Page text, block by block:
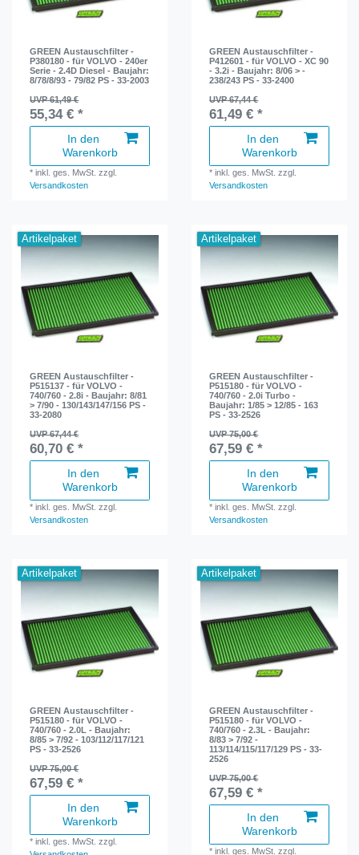
GREEN Austauschfilter -
P380180 - für VOLVO - 240er
Serie - 2.4D Diesel - Baujahr:
8/78/8/93 - 79/82 PS - 33-2003
UVP 61,49 €
55,34 € *
In den
Warenkorb
*inkl. ges. MwSt. zzgl.
Versandkosten
GREEN Austauschfilter -
P412601 - für VOLVO - XC 90
- 3.2i - Baujahr: 8/06 > -
238/243 PS - 33-2400
UVP 67,44 €
61,49 € *
In den
Warenkorb
*inkl. ges. MwSt. zzgl.
Versandkosten
Artikelpaket
GREEN Austauschfilter -
P515137 - für VOLVO -
740/760 - 2.8i - Baujahr: 8/81
> 7/90 - 130/143/147/156 PS -
33-2080
UVP 67,44 €
60,70 € *
In den
Warenkorb
*inkl. ges. MwSt. zzgl.
Versandkosten
Artikelpaket
GREEN Austauschfilter -
P515180 - für VOLVO -
740/760 - 2.0i Turbo -
Baujahr: 1/85 > 12/85 - 163
PS - 33-2526
UVP 75,00 €
67,59 € *
In den
Warenkorb
*inkl. ges. MwSt. zzgl.
Versandkosten
Artikelpaket
GREEN Austauschfilter -
P515180 - für VOLVO -
740/760 - 2.0L - Baujahr:
8/85 > 7/92 - 103/112/117/121
PS - 33-2526
UVP 75,00 €
67,59 € *
In den
Warenkorb
*inkl. ges. MwSt. zzgl.
Artikelpaket
GREEN Austauschfilter -
P515180 - für VOLVO -
740/760 - 2.3L - Baujahr:
8/83 > 7/92 -
113/114/115/117/129 PS - 33-
2526
UVP 75,00 €
67,59 € *
In den
Warenkorb
*inkl. ges. MwSt. zzgl.